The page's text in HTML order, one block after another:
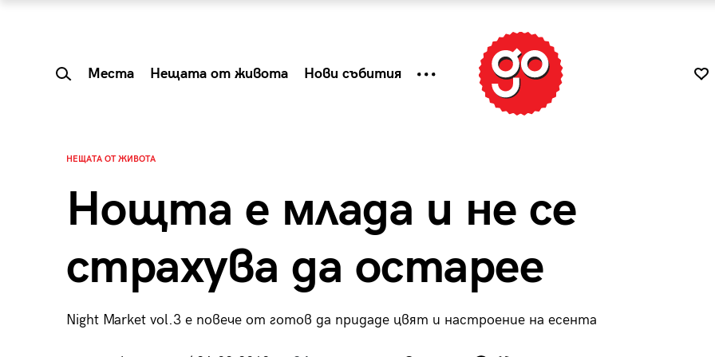
Места Нещата от живота Нови събития
НЕЩАТА ОТ ЖИВОТА
Нощта е млада и не се
страхува да остарее
Night Market vol.3 е повече от готов да придаде цвят и настроение на есента
Summer Prelude: как
Tender is the Wine – Какво